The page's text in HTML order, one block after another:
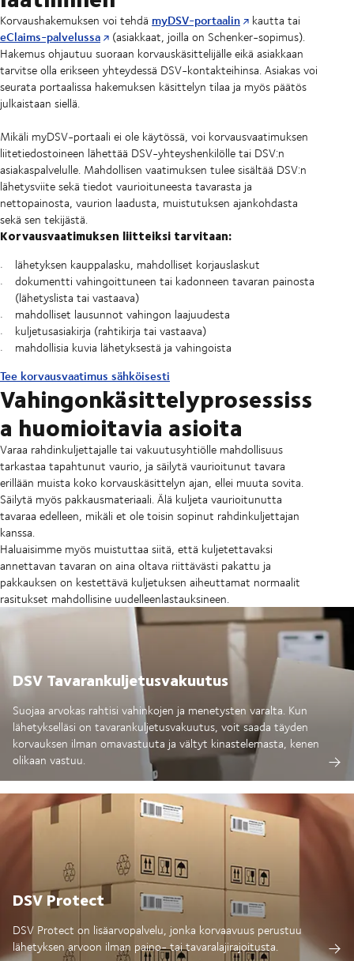
Korvaushakemuksen voi tehdä myDSV-portaalin kautta tai
eClaims-palvelussa
(asiakkaat, joilla on Schenker-sopimus).
Hakemus ohjautuu suoraan korvauskäsittelijälle eikä asiakkaan
tarvitse olla erikseen yhteydessä DSV-kontakteihinsa. Asiakas voi
seurata portaalissa hakemuksen käsittelyn tilaa ja myös päätös
julkaistaan siellä.
Mikäli myDSV-portaali ei ole käytössä, voi korvausvaatimuksen
liitetiedostoineen lähettää DSV-yhteyshenkilölle tai DSV:n
asiakaspalvelulle. Mahdollisen vaatimuksen tulee sisältää DSV:n
lähetysviite sekä tiedot vaurioituneesta tavarasta ja
nettopainosta, vaurion laadusta, muistutuksen ajankohdasta
sekä sen tekijästä.
Korvausvaatimuksen liitteiksi tarvitaan:
lähetyksen kauppalasku, mahdolliset korjauslaskut
dokumentti vahingoittuneen tai kadonneen tavaran painosta
(lähetyslista tai vastaava)
mahdolliset lausunnot vahingon laajuudesta
kuljetusasiakirja (rahtikirja tai vastaava)
mahdollisia kuvia lähetyksestä ja vahingoista
Tee korvausvaatimus sähköisesti
Vahingonkäsittelyprosessiss
a huomioitavia asioita
Varaa rahdinkuljettajalle tai vakuutusyhtiölle mahdollisuus
tarkastaa tapahtunut vaurio, ja säilytä vaurioitunut tavara
erillään muista koko korvauskäsittelyn ajan, ellei muuta sovita.
Säilytä myös pakkausmateriaali. Älä kuljeta vaurioitunutta
tavaraa edelleen, mikäli et ole toisin sopinut rahdinkuljettajan
kanssa.
Haluaisimme myös muistuttaa siitä, että kuljetettavaksi
annettavan tavaran on aina oltava riittävästi pakattu ja
pakkauksen on kestettävä kuljetuksen aiheuttamat normaalit
rasitukset mahdollisine uudelleenlastauksineen.
DSV Tavarankuljetusvakuutus
Suojaa arvokas rahtisi vahinkojen ja menetysten varalta. Kun
lähetykselläsi on tavarankuljetusvakuutus, voit saada täyden
korvauksen ilman omavastuuta ja vältyt kinastelemasta, kenen
olikaan vastuu.
DSV Protect
DSV Protect on lisäarvopalvelu, jonka korvaavuus perustuu
lähetyksen arvoon ilman paino- tai tavaralajirajoitusta.